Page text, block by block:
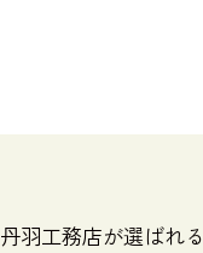
丹羽工務店が選ばれる